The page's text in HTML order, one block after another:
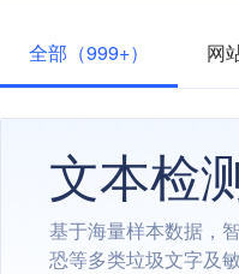
全部（999+） 网
文本检
基于海量样本数据，
恐等多类垃圾文字及